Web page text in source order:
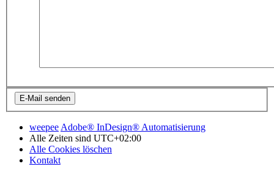
weepeeAdobe® InDesign® Automatisierung
Alle Zeiten sind UTC+02:00
Alle Cookies löschen
Kontakt